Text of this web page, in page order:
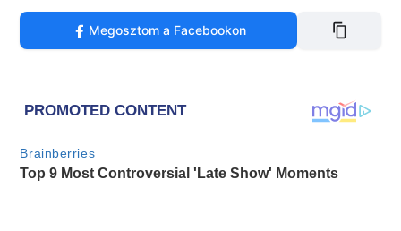
Megosztom a Facebookon